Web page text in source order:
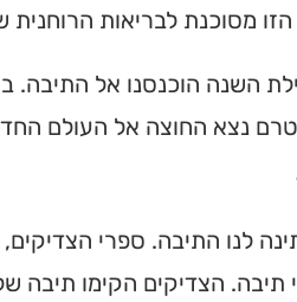
מסוכנת לבריאות הרוחנית
השנה הוכנסנו אל התיבה.
נצא החוצה אל העולם
לנו התיבה. ספרי
תיבה. הצדיקים הקימו תיבה